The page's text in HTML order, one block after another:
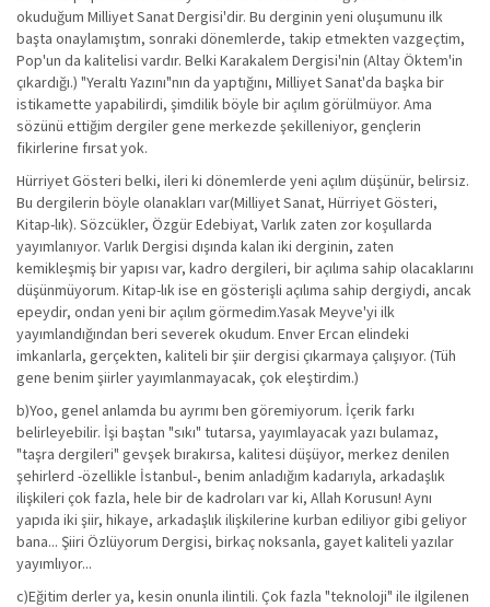
okuduğum Milliyet Sanat Dergisi'dir. Bu derginin yeni oluşumunu ilk
başta onaylamıştım, sonraki dönemlerde, takip etmekten vazgeçtim,
Pop'un da kalitelisi vardır. Belki Karakalem Dergisi'nin (Altay Öktem'in
çıkardığı.) "Yeraltı Yazını"nın da yaptığını, Milliyet Sanat'da başka bir
istikamette yapabilirdi, şimdilik böyle bir açılım görülmüyor. Ama
sözünü ettiğim dergiler gene merkezde şekilleniyor, gençlerin
fikirlerine fırsat yok.
Hürriyet Gösteri belki, ileri ki dönemlerde yeni açılım düşünür, belirsiz.
Bu dergilerin böyle olanakları var(Milliyet Sanat, Hürriyet Gösteri,
Kitap-lık). Sözcükler, Özgür Edebiyat, Varlık zaten zor koşullarda
yayımlanıyor. Varlık Dergisi dışında kalan iki derginin, zaten
kemikleşmiş bir yapısı var, kadro dergileri, bir açılıma sahip olacaklarını
düşünmüyorum. Kitap-lık ise en gösterişli açılıma sahip dergiydi, ancak
epeydir, ondan yeni bir açılım görmedim.Yasak Meyve'yi ilk
yayımlandığından beri severek okudum. Enver Ercan elindeki
imkanlarla, gerçekten, kaliteli bir şiir dergisi çıkarmaya çalışıyor. (Tüh
gene benim şiirler yayımlanmayacak, çok eleştirdim.)
b)Yoo, genel anlamda bu ayrımı ben göremiyorum. İçerik farkı
belirleyebilir. İşi baştan "sıkı" tutarsa, yayımlayacak yazı bulamaz,
"taşra dergileri" gevşek bırakırsa, kalitesi düşüyor, merkez denilen
şehirlerd -özellikle İstanbul-, benim anladığım kadarıyla, arkadaşlık
ilişkileri çok fazla, hele bir de kadroları var ki, Allah Korusun! Aynı
yapıda iki şiir, hikaye, arkadaşlık ilişkilerine kurban ediliyor gibi geliyor
bana... Şiiri Özlüyorum Dergisi, birkaç noksanla, gayet kaliteli yazılar
yayımlıyor...
c)Eğitim derler ya, kesin onunla ilintili. Çok fazla "teknoloji" ile ilgilenen